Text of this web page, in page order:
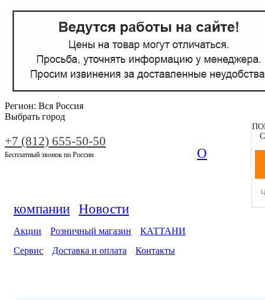
Регион: Вся Россия
Выбрать город
+7 (812) 655-50-50
Бесплатный звонок по России О
компании Новости
Акции Розничный магазин
КАТТАНИ
Сервис
Доставка и оплата Контакты